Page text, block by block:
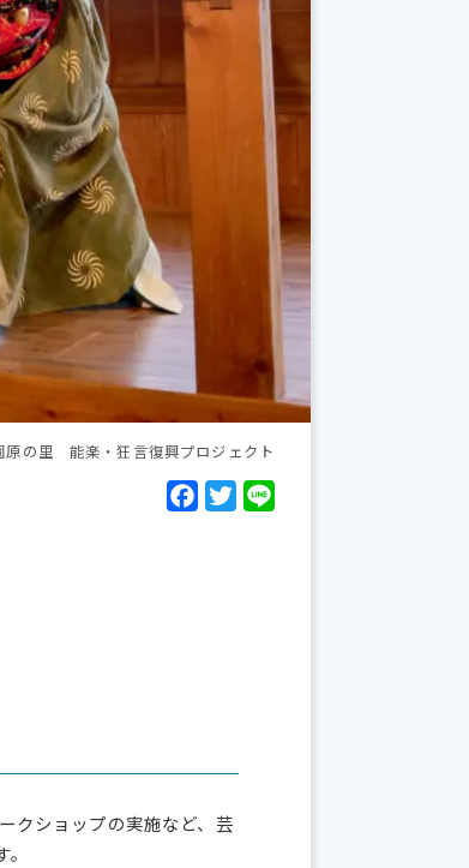
原の里 能楽・狂言復興プロジェクト
F
a
T
w
クショップの実施など、芸